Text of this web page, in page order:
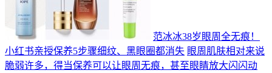
范冰冰38岁眼周全无痕！
小红书亲授保养5步骤细纹、黑眼圈都消失 眼周肌肤相对来说
脆弱许多，得当保养可以让眼周无痕，甚至眼睛放大闪闪动